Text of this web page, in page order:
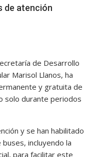
de atención
de Desarrollo
Marisol Llanos, ha
y gratuita de
solo durante periodos
y se han habilitado
incluyendo la
para facilitar este